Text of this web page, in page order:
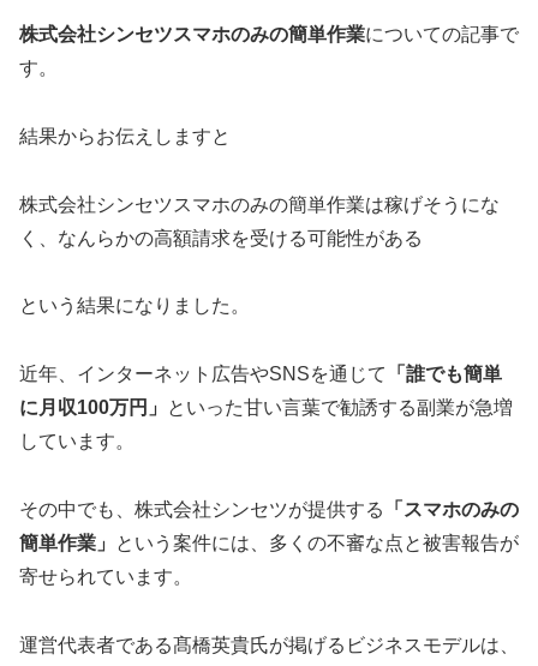
株式会社シンセツスマホのみの簡単作業についての記事で
す。
結果からお伝えしますと
株式会社シンセツスマホのみの簡単作業は稼げそうにな
く、なんらかの高額請求を受ける可能性がある
という結果になりました。
近年、インターネット広告やSNSを通じて
「誰でも簡単
に月収100万円」
といった甘い言葉で勧誘する副業が急増
しています。
その中でも、株式会社シンセツが提供する
「スマホのみの
簡単作業」
という案件には、多くの不審な点と被害報告が
寄せられています。
運営代表者である髙橋英貴氏が掲げるビジネスモデルは、